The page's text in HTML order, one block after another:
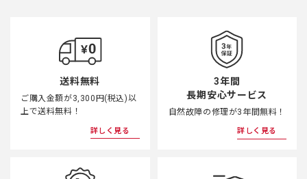
送料無料
ご購入金額が3,300円(税込)以
上で送料無料！
詳しく見る
3年間
長期安心サービス
自然故障の修理が3年間無料！
詳しく見る